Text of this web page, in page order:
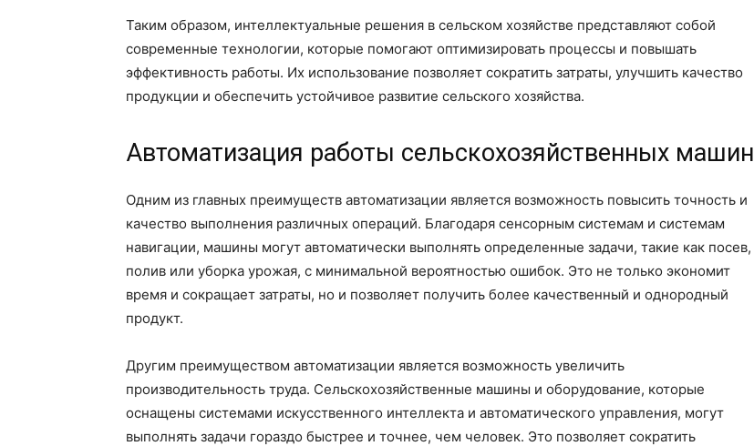
Таким образом, интеллектуальные решения в сельском хозяйстве представляют собой
современные технологии, которые помогают оптимизировать процессы и повышать
эффективность работы. Их использование позволяет сократить затраты, улучшить качество
продукции и обеспечить устойчивое развитие сельского хозяйства.
Автоматизация работы сельскохозяйственных машин
Одним из главных преимуществ автоматизации является возможность повысить точность и
качество выполнения различных операций. Благодаря сенсорным системам и системам
навигации, машины могут автоматически выполнять определенные задачи, такие как посев,
полив или уборка урожая, с минимальной вероятностью ошибок. Это не только экономит
время и сокращает затраты, но и позволяет получить более качественный и однородный
продукт.
Другим преимуществом автоматизации является возможность увеличить
производительность труда. Сельскохозяйственные машины и оборудование, которые
оснащены системами искусственного интеллекта и автоматического управления, могут
выполнять задачи гораздо быстрее и точнее, чем человек. Это позволяет сократить